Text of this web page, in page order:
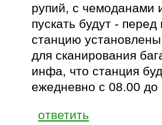
рупий, с чемоданами
пускать будут -
станцию
для сканирования
инфа, что станция
ежедневно с 08.00 до
ответить